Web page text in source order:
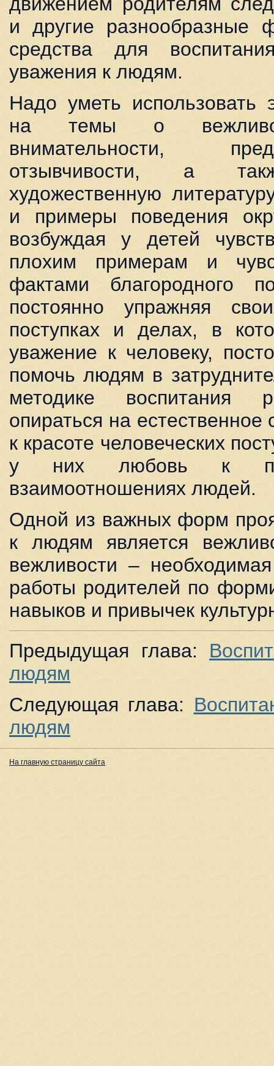
и другие
средства для
уважения к людям.
Надо уметь использовать
на темы о
внимательности,
отзывчивости, а
художественную
и примеры поведения
возбуждая у детей
плохим примерам и
фактами благородного
постоянно упражняя
поступках и делах, в
уважение к человеку,
помочь людям в
методике воспитания
опираться на
к красоте человеческих
у них любовь к
взаимоотношениях людей.
Одной из важных форм
к людям является
вежливости –
работы родителей по
навыков и привычек
Предыдущая глава:
людям
Следующая глава:
людям
На главную страницу сайта